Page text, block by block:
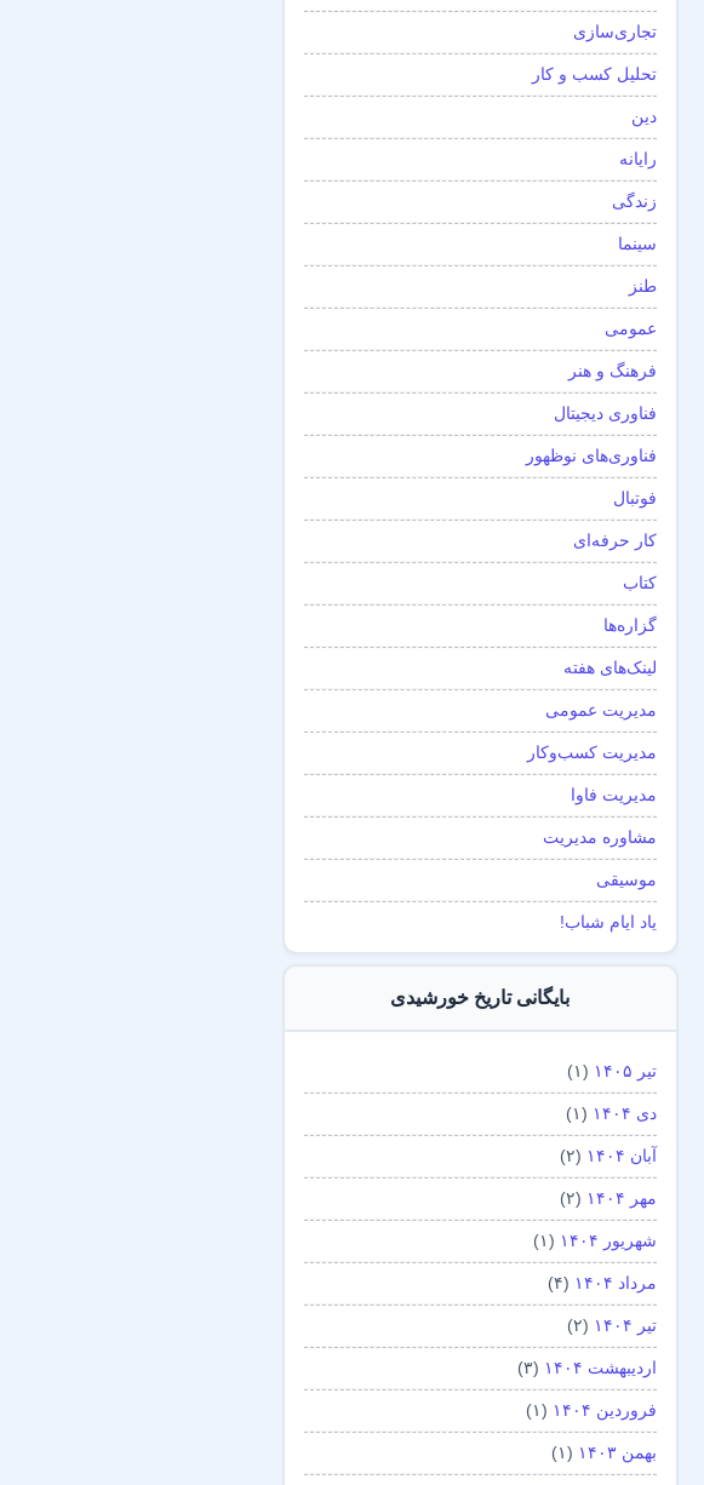
تجاری‌سازی
تحلیل کسب و کار
دین
رایانه
زندگی
سینما
طنز
عمومی
فرهنگ و هنر
فناوری دیجیتال
فناوری‌های نوظهور
فوتبال
کار حرفه‌ای
کتاب
گزاره‌ها
لینک‌های هفته
مدیریت عمومی
مدیریت کسب‌و‌کار
مدیریت فاوا
مشاوره مدیریت
موسیقی
یاد ایام شباب!
بایگانی تاریخ خورشیدی
تیر ۱۴۰۵ (۱)
دی ۱۴۰۴ (۱)
آبان ۱۴۰۴ (۲)
مهر ۱۴۰۴ (۲)
شهریور ۱۴۰۴ (۱)
مرداد ۱۴۰۴ (۴)
تیر ۱۴۰۴ (۲)
اردیبهشت ۱۴۰۴ (۳)
فروردین ۱۴۰۴ (۱)
بهمن ۱۴۰۳ (۱)